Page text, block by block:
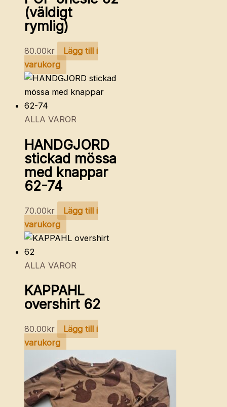
(väldigt
rymlig)
80.00kr
Lägg till i
varukorg
ALLA VAROR
HANDGJORD
stickad mössa
med knappar
62-74
70.00kr
Lägg till i
varukorg
ALLA VAROR
KAPPAHL
overshirt 62
80.00kr
Lägg till i
varukorg